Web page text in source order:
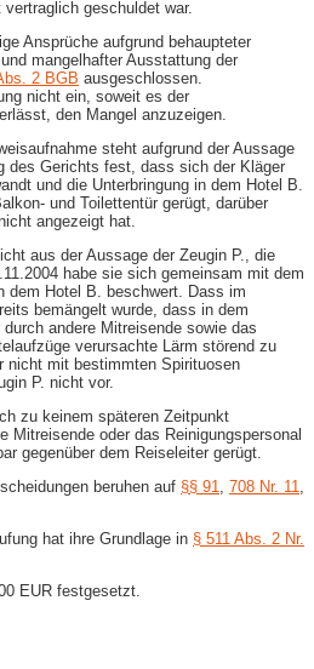
geschuldet war.
Ansprüche aufgrund behaupteter
mangelhafter Ausstattung der
2 BGB ausgeschlossen.
nicht ein, soweit es der
den Mangel anzuzeigen.
steht aufgrund der Aussage
des Gerichts fest, dass sich der Kläger
und die Unterbringung in dem Hotel B.
und Toilettentür gerügt, darüber
angezeigt hat.
aus der Aussage der Zeugin P., die
habe sie sich gemeinsam mit dem
dem Hotel B. beschwert. Dass im
bemängelt wurde, dass in dem
andere Mitreisende sowie das
verursachte Lärm störend zu
nicht mit bestimmten Spirituosen
P. nicht vor.
zu keinem späteren Zeitpunkt
Mitreisende oder das Reinigungspersonal
gegenüber dem Reiseleiter gerügt.
beruhen auf §§ 91 708 Nr. 11
hat ihre Grundlage in § 511 Abs. 2 Nr.
EUR festgesetzt.